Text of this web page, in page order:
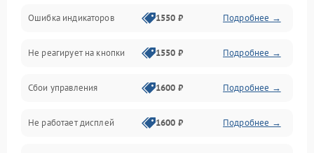
Аккумулятор
Работа системы
Всасывание
Засор
Ошибка индикаторов 1550 ₽ Подробнее →
Не реагирует на кнопки 1550 ₽ Подробнее →
Сбои управления 1600 ₽ Подробнее →
Не работает дисплей 1600 ₽ Подробнее →